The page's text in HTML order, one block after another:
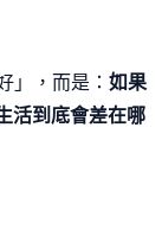
」，而是： 如果
活到底會差在哪